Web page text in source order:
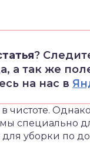
?
а так же
на нас в
специально
уборки по